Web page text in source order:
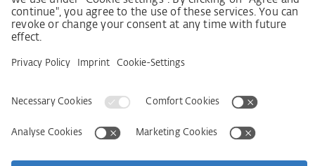
Erklärung zur Barrierefreiheit
Services
Kontakt
Newsletter